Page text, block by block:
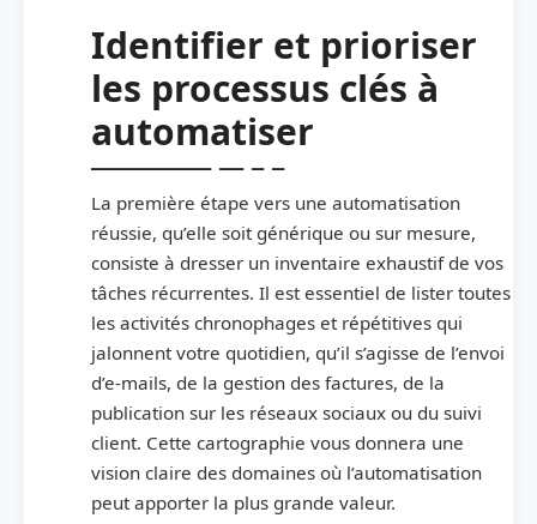
Identifier et prioriser
les processus clés à
automatiser
La première étape vers une automatisation
réussie, qu’elle soit générique ou sur mesure,
consiste à dresser un inventaire exhaustif de vos
tâches récurrentes. Il est essentiel de lister toutes
les activités chronophages et répétitives qui
jalonnent votre quotidien, qu’il s’agisse de l’envoi
d’e-mails, de la gestion des factures, de la
publication sur les réseaux sociaux ou du suivi
client. Cette cartographie vous donnera une
vision claire des domaines où l’automatisation
peut apporter la plus grande valeur.